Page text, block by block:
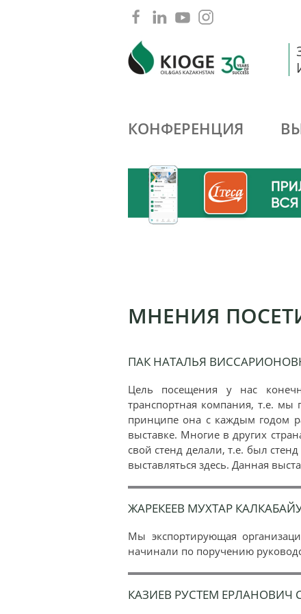
КОНФЕРЕНЦИЯ
МНЕНИЯ
ПАК НАТАЛЬЯ
Цель посещения у нас
транспортная компания, т.е. мы
принципе она с каждым годом
выставке. Многие в других
свой стенд делали, т.е. был
выставляться здесь. Данная
ЖАРЕКЕЕВ МУХТАР
Мы экспортирующая
начинали по поручению
КАЗИЕВ РУСТЕМ ЕРЛАНОВИЧ